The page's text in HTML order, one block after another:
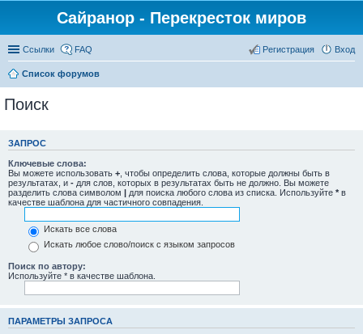
Сайранор - Перекресток миров
Ссылки FAQ Вход
Регистрация
Список форумов
Поиск
ЗАПРОС
Ключевые слова:
Вы можете использовать + , чтобы определить слова, которые должны быть в
результатах, и - для слов, которых в результатах быть не должно. Вы можете
разделить слова символом | для поиска любого слова из списка. Используйте * в
качестве шаблона для частичного совпадения.
Искать все слова
Искать любое слово/поиск с языком запросов
Поиск по автору:
Используйте * в качестве шаблона.
ПАРАМЕТРЫ ЗАПРОСА